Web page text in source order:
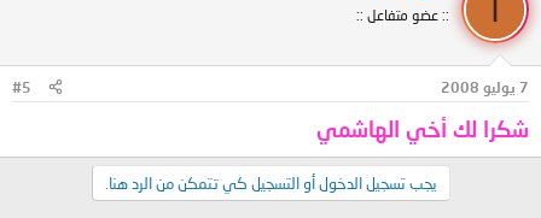
:: عضو متفاعل ::
7 يوليو 2008 #5
شكرا لك أخي الهاشمي
يجب تسجيل الدخول أو التسجيل كي تتمكن من الرد هنا.